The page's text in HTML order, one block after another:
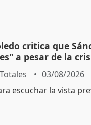
critica que
a pesar de la
03/08/2026